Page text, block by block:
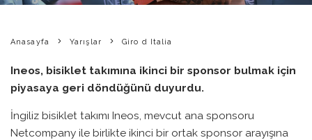
Anasayfa Yarışlar Giro d Italia
Ineos, bisiklet takımına ikinci bir sponsor bulmak için
piyasaya geri döndüğünü duyurdu.
İngiliz bisiklet takımı Ineos, mevcut ana sponsoru
Netcompany ile birlikte ikinci bir ortak sponsor arayışına